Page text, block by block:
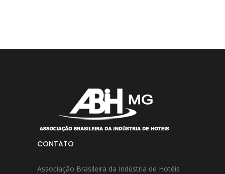
CONTATO
Associação Brasileira da Indústria de Hotéis